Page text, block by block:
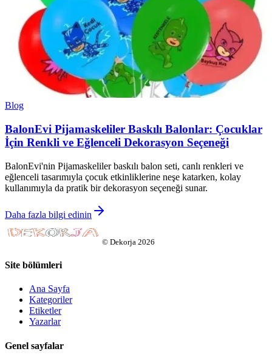
Blog
BalonEvi Pijamaskeliler Baskılı Balonlar: Çocuklar
İçin Renkli ve Eğlenceli Dekorasyon Seçeneği
BalonEvi'nin Pijamaskeliler baskılı balon seti, canlı renkleri ve
eğlenceli tasarımıyla çocuk etkinliklerine neşe katarken, kolay
kullanımıyla da pratik bir dekorasyon seçeneği sunar.
Daha fazla bilgi edinin
© Dekorja 2026
Site bölümleri
Ana Sayfa
Kategoriler
Etiketler
Yazarlar
Genel sayfalar